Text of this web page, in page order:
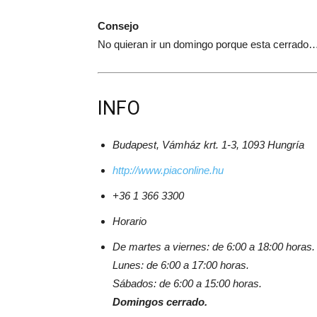
Consejo
No quieran ir un domingo porque esta
INFO
Budapest, Vámház krt. 1-3, 1093 Hungría
http://www.piaconline.hu
+36 1 366 3300
Horario
De martes a viernes: de 6:00 a 18:00 horas.
Lunes: de 6:00 a 17:00 horas.
Sábados: de 6:00 a 15:00 horas.
Domingos cerrado.